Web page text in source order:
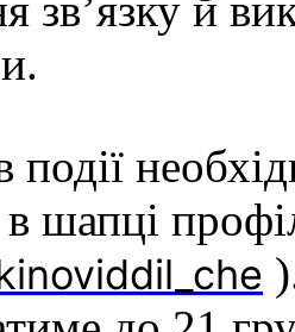
події
шапці